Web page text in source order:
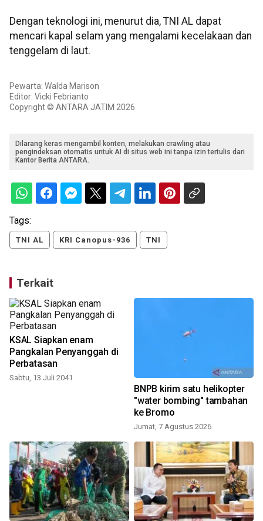
Dengan teknologi ini, menurut dia, TNI AL dapat
mencari kapal selam yang mengalami kecelakaan dan
tenggelam di laut.
Pewarta: Walda Marison
Editor: Vicki Febrianto
Copyright © ANTARA JATIM 2026
Dilarang keras mengambil konten, melakukan crawling atau
pengindeksan otomatis untuk AI di situs web ini tanpa izin tertulis dari
Kantor Berita ANTARA.
Tags:
TNI AL KRI Canopus-936 TNI
Terkait
KSAL Siapkan enam
Pangkalan Penyanggah di
Perbatasan
Sabtu, 13 Juli 2041
BNPB kirim satu helikopter
"water bombing" tambahan
ke Bromo
Jumat, 7 Agustus 2026